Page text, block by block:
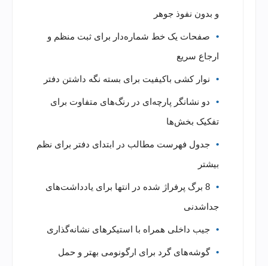
و بدون نفوذ جوهر
صفحات یک خط شماره‌دار برای ثبت منظم و
ارجاع سریع
نوار کشی باکیفیت برای بسته نگه داشتن دفتر
دو نشانگر پارچه‌ای در رنگ‌های متفاوت برای
تفکیک بخش‌ها
جدول فهرست مطالب در ابتدای دفتر برای نظم
بیشتر
8 برگ پرفراژ شده در انتها برای یادداشت‌های
جداشدنی
جیب داخلی همراه با استیکرهای نشانه‌گذاری
گوشه‌های گرد برای ارگونومی بهتر و حمل